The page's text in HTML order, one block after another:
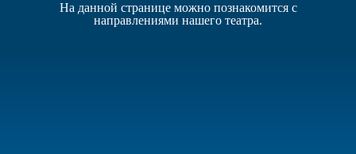
На данной странице можно познакомится с
направлениями нашего театра.